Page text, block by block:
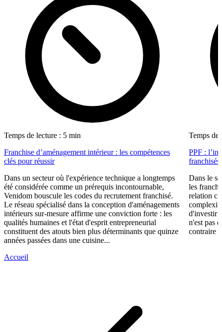
Temps de lecture : 5 min
Franchise d’aménagement intérieur : les compétences
clés pour réussir
Dans un secteur où l'expérience technique a longtemps
été considérée comme un prérequis incontournable,
Venidom bouscule les codes du recrutement franchisé.
Le réseau spécialisé dans la conception d'aménagements
intérieurs sur-mesure affirme une conviction forte : les
qualités humaines et l'état d'esprit entrepreneurial
constituent des atouts bien plus déterminants que quinze
années passées dans une cuisine...
Temps de
PPF :
franchisés
Dans le
les
relation
d'investir
n'est pas
contraire
Accueil